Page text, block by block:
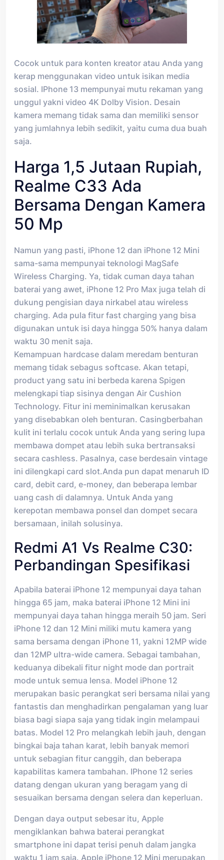
Cocok untuk para konten kreator atau Anda yang
kerap menggunakan video untuk isikan media
sosial. IPhone 13 mempunyai mutu rekaman yang
unggul yakni video 4K Dolby Vision. Desain
kamera memang tidak sama dan memiliki sensor
yang jumlahnya lebih sedikit, yaitu cuma dua buah
saja.
Harga 1,5 Jutaan Rupiah,
Realme C33 Ada
Bersama Dengan Kamera
50 Mp
Namun yang pasti, iPhone 12 dan iPhone 12 Mini
sama-sama mempunyai teknologi MagSafe
Wireless Charging. Ya, tidak cuman daya tahan
baterai yang awet, iPhone 12 Pro Max juga telah di
dukung pengisian daya nirkabel atau wireless
charging. Ada pula fitur fast charging yang bisa
digunakan untuk isi daya hingga 50% hanya dalam
waktu 30 menit saja.
Kemampuan hardcase dalam meredam benturan
memang tidak sebagus softcase. Akan tetapi,
product yang satu ini berbeda karena Spigen
melengkapi tiap sisinya dengan Air Cushion
Technology. Fitur ini meminimalkan kerusakan
yang disebabkan oleh benturan. Casingberbahan
kulit ini terlalu cocok untuk Anda yang sering lupa
membawa dompet atau lebih suka bertransaksi
secara cashless. Pasalnya, case berdesain vintage
ini dilengkapi card slot.Anda pun dapat menaruh ID
card, debit card, e-money, dan beberapa lembar
uang cash di dalamnya. Untuk Anda yang
kerepotan membawa ponsel dan dompet secara
bersamaan, inilah solusinya.
Redmi A1 Vs Realme C30:
Perbandingan Spesifikasi
Apabila baterai iPhone 12 mempunyai daya tahan
hingga 65 jam, maka baterai iPhone 12 Mini ini
mempunyai daya tahan hingga meraih 50 jam. Seri
iPhone 12 dan 12 Mini miliki mutu kamera yang
sama bersama dengan iPhone 11, yakni 12MP wide
dan 12MP ultra-wide camera. Sebagai tambahan,
keduanya dibekali fitur night mode dan portrait
mode untuk semua lensa. Model iPhone 12
merupakan basic perangkat seri bersama nilai yang
fantastis dan menghadirkan pengalaman yang luar
biasa bagi siapa saja yang tidak ingin melampaui
batas. Model 12 Pro melangkah lebih jauh, dengan
bingkai baja tahan karat, lebih banyak memori
untuk sebagian fitur canggih, dan beberapa
kapabilitas kamera tambahan. IPhone 12 series
datang dengan ukuran yang beragam yang di
sesuaikan bersama dengan selera dan keperluan.
Dengan daya output sebesar itu, Apple
mengiklankan bahwa baterai perangkat
smartphone ini dapat terisi penuh dalam jangka
waktu 1 jam saja. Apple iPhone 12 Mini merupakan